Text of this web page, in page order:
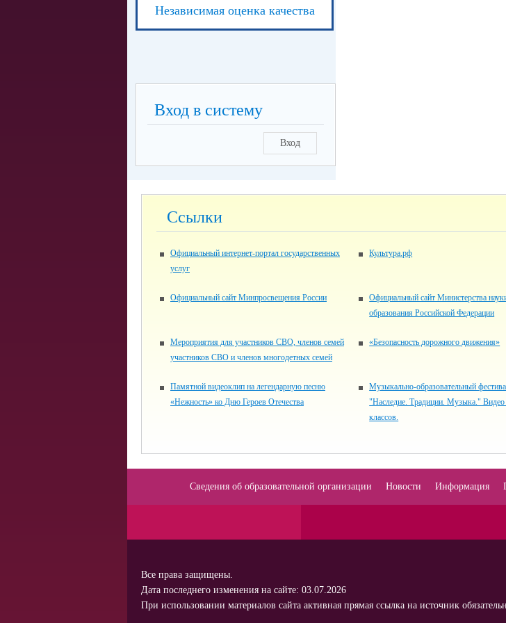
Независимая оценка качества
Вход в систему
Вход
Ссылки
Официальный интернет-портал государственных
услуг
Культура.рф
Официальный сайт Минпросвещения России
Официальный сайт Министерства
образования Российской Федерации
Мероприятия для участников СВО, членов семей
участников СВО и членов многодетных семей
«Безопасность дорожного движения»
Памятной видеоклип на легендарную песню
«Нежность» ко Дню Героев Отечества
Музыкально-образовательный
"Наследие. Традиции. Музыка." Видео
классов.
Сведения об образовательной организации Новости Информация
Все права защищены.
Дата последнего изменения на сайте: 03.07.2026
При использовании материалов сайта активная прямая ссылка на источник